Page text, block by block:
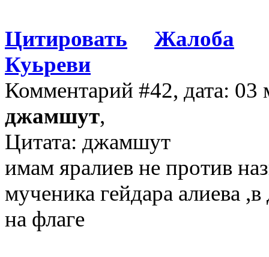
Цитировать
Жалоба
Куьреви
Комментарий #42, дата: 03
джамшут,
Цитата: джамшут
имам яралиев не против
мученика гейдара алиева
на флаге